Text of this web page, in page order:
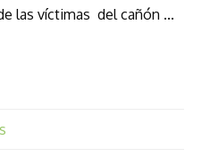
las víctimas del cañón ...